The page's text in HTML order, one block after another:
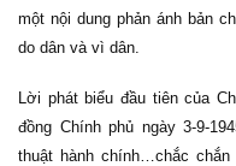
một nội dung phản ánh bản
do dân và vì dân.
Lời phát biểu đầu tiên của
đồng Chính phủ ngày 3-9-
thuật hành chính…chắc